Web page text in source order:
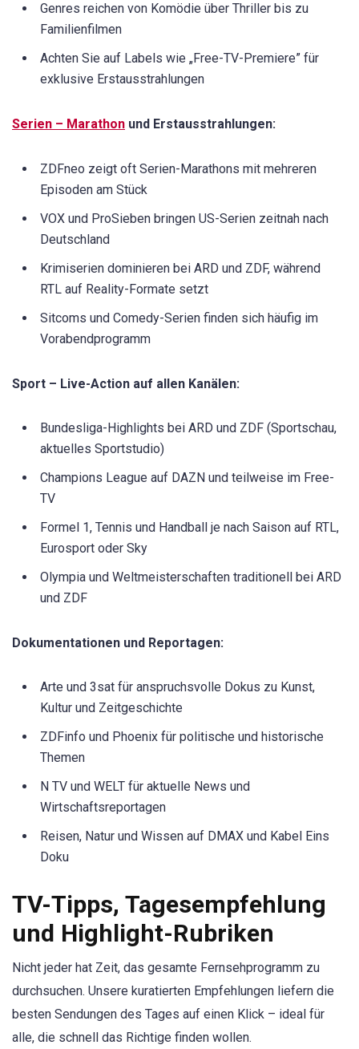
Genres reichen von Komödie über Thriller bis zu
Familienfilmen
Achten Sie auf Labels wie „Free-TV-Premiere” für
exklusive Erstausstrahlungen
Serien – Marathon und Erstausstrahlungen:
ZDFneo zeigt oft Serien-Marathons mit mehreren
Episoden am Stück
VOX und ProSieben bringen US-Serien zeitnah nach
Deutschland
Krimiserien dominieren bei ARD und ZDF, während
RTL auf Reality-Formate setzt
Sitcoms und Comedy-Serien finden sich häufig im
Vorabendprogramm
Sport – Live-Action auf allen Kanälen:
Bundesliga-Highlights bei ARD und ZDF (Sportschau,
aktuelles Sportstudio)
Champions League auf DAZN und teilweise im Free-
TV
Formel 1, Tennis und Handball je nach Saison auf RTL,
Eurosport oder Sky
Olympia und Weltmeisterschaften traditionell bei ARD
und ZDF
Dokumentationen und Reportagen:
Arte und 3sat für anspruchsvolle Dokus zu Kunst,
Kultur und Zeitgeschichte
ZDFinfo und Phoenix für politische und historische
Themen
N TV und WELT für aktuelle News und
Wirtschaftsreportagen
Reisen, Natur und Wissen auf DMAX und Kabel Eins
Doku
TV-Tipps, Tagesempfehlung
und Highlight-Rubriken
Nicht jeder hat Zeit, das gesamte Fernsehprogramm zu
durchsuchen. Unsere kuratierten Empfehlungen liefern die
besten Sendungen des Tages auf einen Klick – ideal für
alle, die schnell das Richtige finden wollen.